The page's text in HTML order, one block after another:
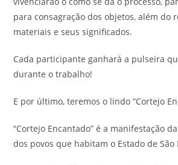
para consagração dos objetos, além do
materiais e seus significados.
Cada participante ganhará a pulseira
durante o trabalho!
E por último, teremos o lindo “Cortejo
“Cortejo Encantado” é a manifestação
dos povos que habitam o Estado de São